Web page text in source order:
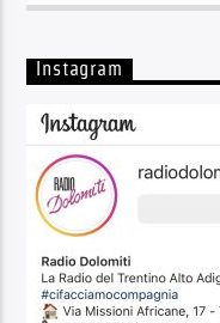
Instagram